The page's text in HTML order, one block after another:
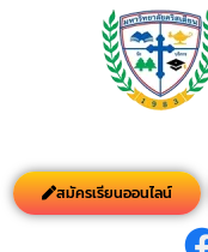
สมัครเรียนออนไลน์